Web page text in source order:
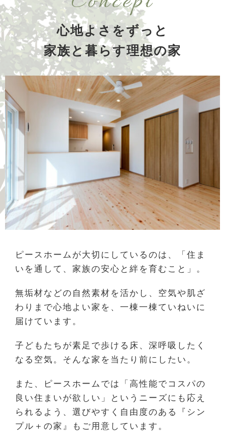
心地よさをずっと
家族と暮らす理想の家
ピースホームが大切にしているのは、「住ま
いを通して、家族の安心と絆を育むこと」。
無垢材などの自然素材を活かし、空気や肌ざ
わりまで心地よい家を、一棟一棟ていねいに
届けています。
子どもたちが素足で歩ける床、深呼吸したく
なる空気。そんな家を当たり前にしたい。
また、ピースホームでは「高性能でコスパの
良い住まいが欲しい」というニーズにも応え
られるよう、選びやすく自由度のある『シン
プル＋の家』もご用意しています。